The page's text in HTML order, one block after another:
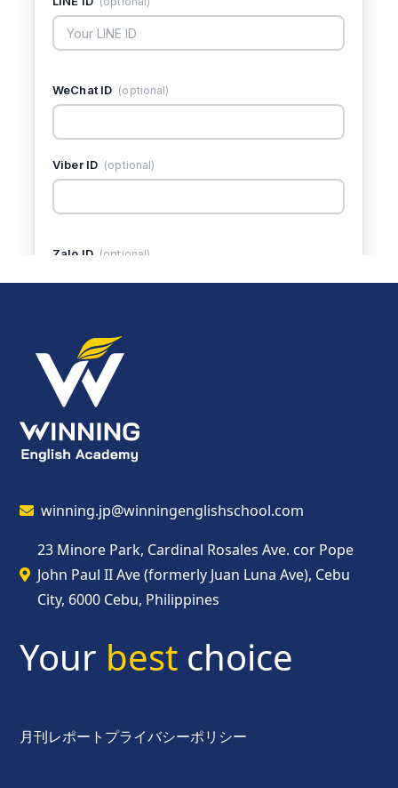
winning.jp@winningenglishschool.com
23 Minore Park, Cardinal Rosales Ave. cor Pope
John Paul II Ave (formerly Juan Luna Ave), Cebu
City, 6000 Cebu, Philippines
Your best choice
月刊レポート プライバシーポリシー